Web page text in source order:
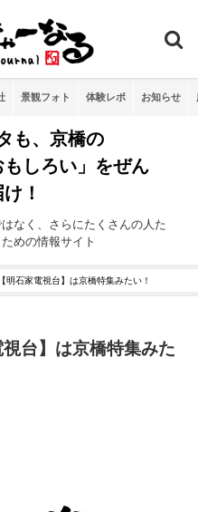
景観フォト 体験レポ お知らせ
も、京橋の
もしろい」をぜん
！
なく、さらにたくさんの人た
めの情報サイト
明石家電視台】は京橋特集みたい！
台】は京橋特集みた